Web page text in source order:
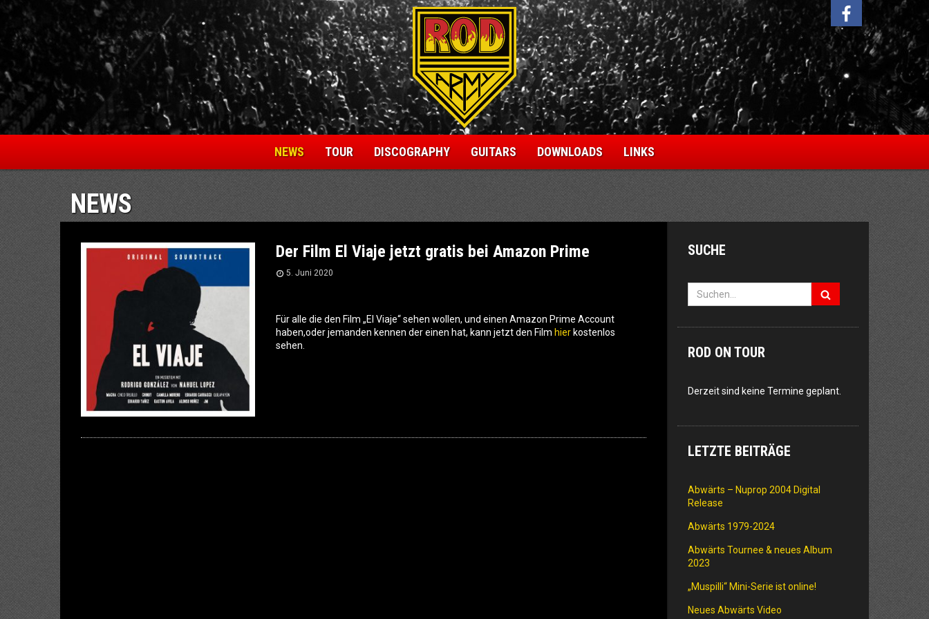
Facebook
NEWS TOUR DISCOGRAPHY GUITARS DOWNLOADS LINKS
NEWS
Der Film El Viaje jetzt gratis bei Amazon Prime
5. Juni 2020
Für alle die den Film „El Viaje“ sehen wollen, und einen Amazon Prime Account
haben,oder jemanden kennen der einen hat, kann jetzt den Film hier kostenlos
sehen.
SUCHE
Suche:
ROD ON TOUR
Derzeit sind keine Termine geplant.
LETZTE BEITRÄGE
Abwärts – Nuprop 2004 Digital
Release
Abwärts 1979-2024
Abwärts Tournee & neues Album
2023
„Muspilli“ Mini-Serie ist online!
Neues Abwärts Video